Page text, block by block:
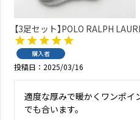
【3足セット】POLO RALPH
アーチサポート ワンポイント刺
ース 93246604
購入者
投稿日 2025/03/16
適度な厚みで暖かくワンポイ
でも合います。